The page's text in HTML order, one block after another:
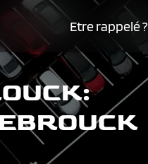
Etre rappelé ?